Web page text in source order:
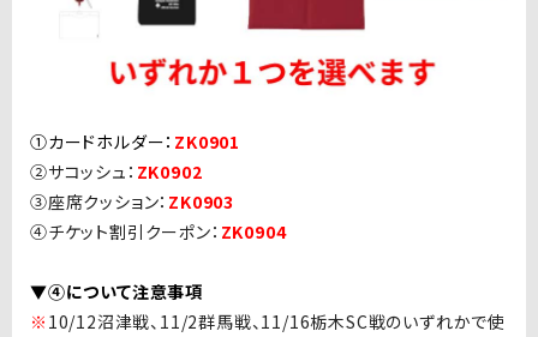
①カードホルダー： ZK0901
②サコッシュ： ZK0902
③座席クッション： ZK0903
④チケット割引クーポン： ZK0904
▼④について注意事項
※ 10/12沼津戦、11/2群馬戦、11/16栃木SC戦のいずれかで使